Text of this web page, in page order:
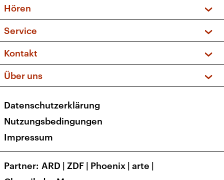
Sendungen und Podcasts
Musikliste
Kakadu – Das Kinderprogramm
Hören
Frequenzen (UKW + DAB+)
Service
FAQ
Apps
Newsletter
Kontakt
Social Media
Über uns
Presse
Karriere
Transparenz
Datenschutzerklärung
Nutzungsbedingungen
Impressum
Partner ARD | ZDF | Phoenix | arte |